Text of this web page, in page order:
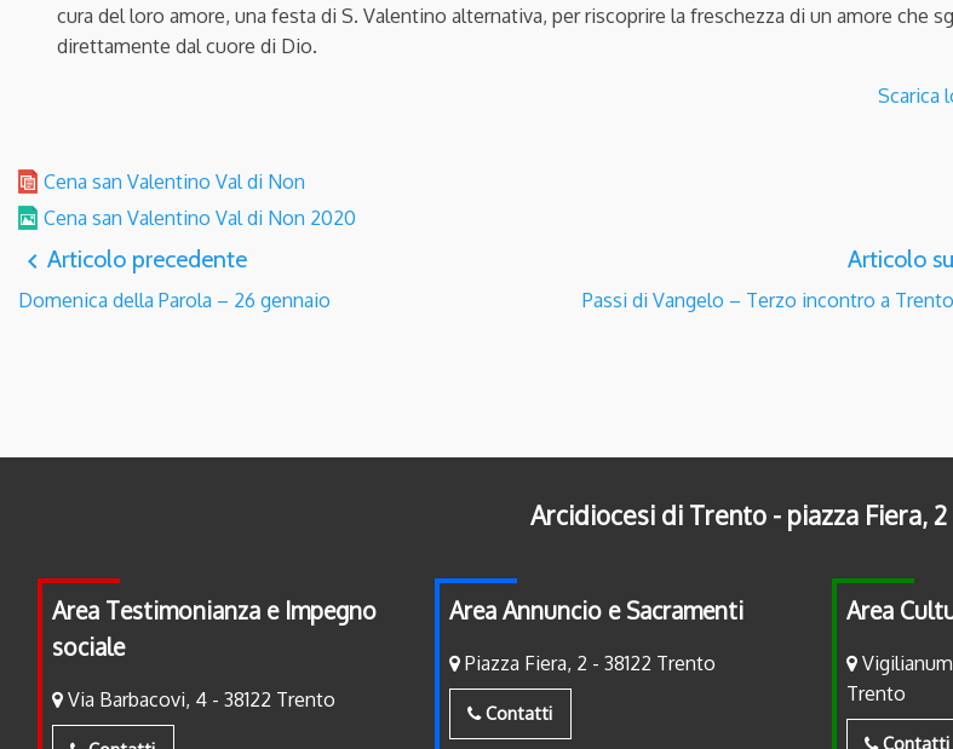
cura del loro amore, una festa di S. Valentino alternativa, per riscoprire la freschezza di un amore che
direttamente dal cuore di Dio.
Scarica
Cena san Valentino Val di Non
Cena san Valentino Val di Non 2020
navigate_before Articolo precedente
Domenica della Parola – 26 gennaio
Articolo
Passi di Vangelo – Terzo incontro a
Arcidiocesi di Trento - piazza Fiera, 2
Area Testimonianza e Impegno
sociale
Via Barbacovi, 4 - 38122 Trento
Area Annuncio e Sacramenti
Piazza Fiera, 2 - 38122 Trento
Contatti
Area
Trento
Contatti